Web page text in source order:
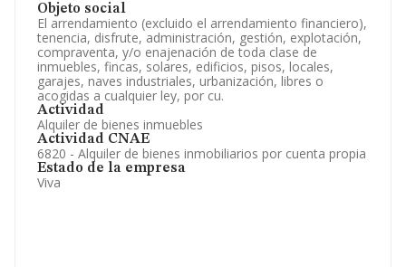
Objeto social
El arrendamiento (excluido el arrendamiento financiero),
tenencia, disfrute, administración, gestión, explotación,
compraventa, y/o enajenación de toda clase de
inmuebles, fincas, solares, edificios, pisos, locales,
garajes, naves industriales, urbanización, libres o
acogidas a cualquier ley, por cu.
Actividad
Alquiler de bienes inmuebles
Actividad CNAE
6820 - Alquiler de bienes inmobiliarios por cuenta propia
Estado de la empresa
Viva